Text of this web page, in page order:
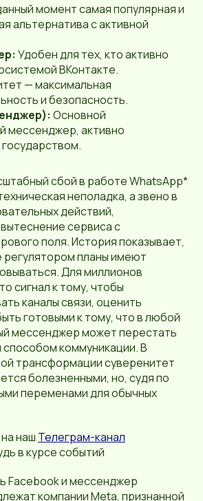
момент самая популярная и
альтернатива с активной
Удобен для тех, кто активно
ВКонтакте.
— максимальная
и безопасность.
Основной
мессенджер, активно
сбой в работе WhatsApp*
неполадка, а звено в
действий,
сервиса с
поля. История показывает,
планы имеют
Для миллионов
сигнал к тому, чтобы
каналы связи, оценить
готовыми к тому, что в любой
мессенджер может перестать
коммуникации. В
трансформации суверенитет
болезненными, но, судя по
переменами для обычных
наш Телеграм-канал
в курсе событий
Facebook и мессенджер
компании Meta, признанной